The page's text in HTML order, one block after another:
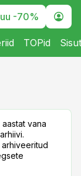
-70%
TOPid
vana